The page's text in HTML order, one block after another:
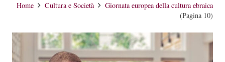
Home Cultura e Società
Giornata europea della cultura ebraica
(Pagina 10)